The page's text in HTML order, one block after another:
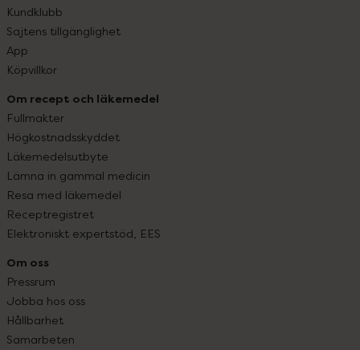
Kundklubb
Sajtens tillgänglighet
App
Köpvillkor
Om recept och läkemedel
Fullmakter
Högkostnadsskyddet
Läkemedelsutbyte
Lämna in gammal medicin
Resa med läkemedel
Receptregistret
Elektroniskt expertstöd, EES
Om oss
Pressrum
Jobba hos oss
Hållbarhet
Samarbeten